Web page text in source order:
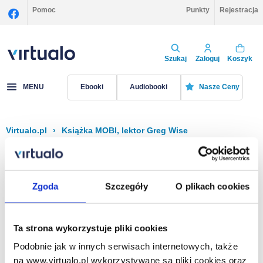
Zgoda Szczegóły O plikach cookies
Ta strona wykorzystuje pliki cookies
Podobnie jak w innych serwisach internetowych, także
na www.virtualo.pl wykorzystywane są pliki cookies oraz
Pomoc Punkty Rejestracja
Szukaj Zaloguj Koszyk
MENU Ebooki Audiobooki Nasze Ceny
Virtualo.pl › Książka MOBI, lektor Greg Wise
Filtruj Sortuj
Na stronie